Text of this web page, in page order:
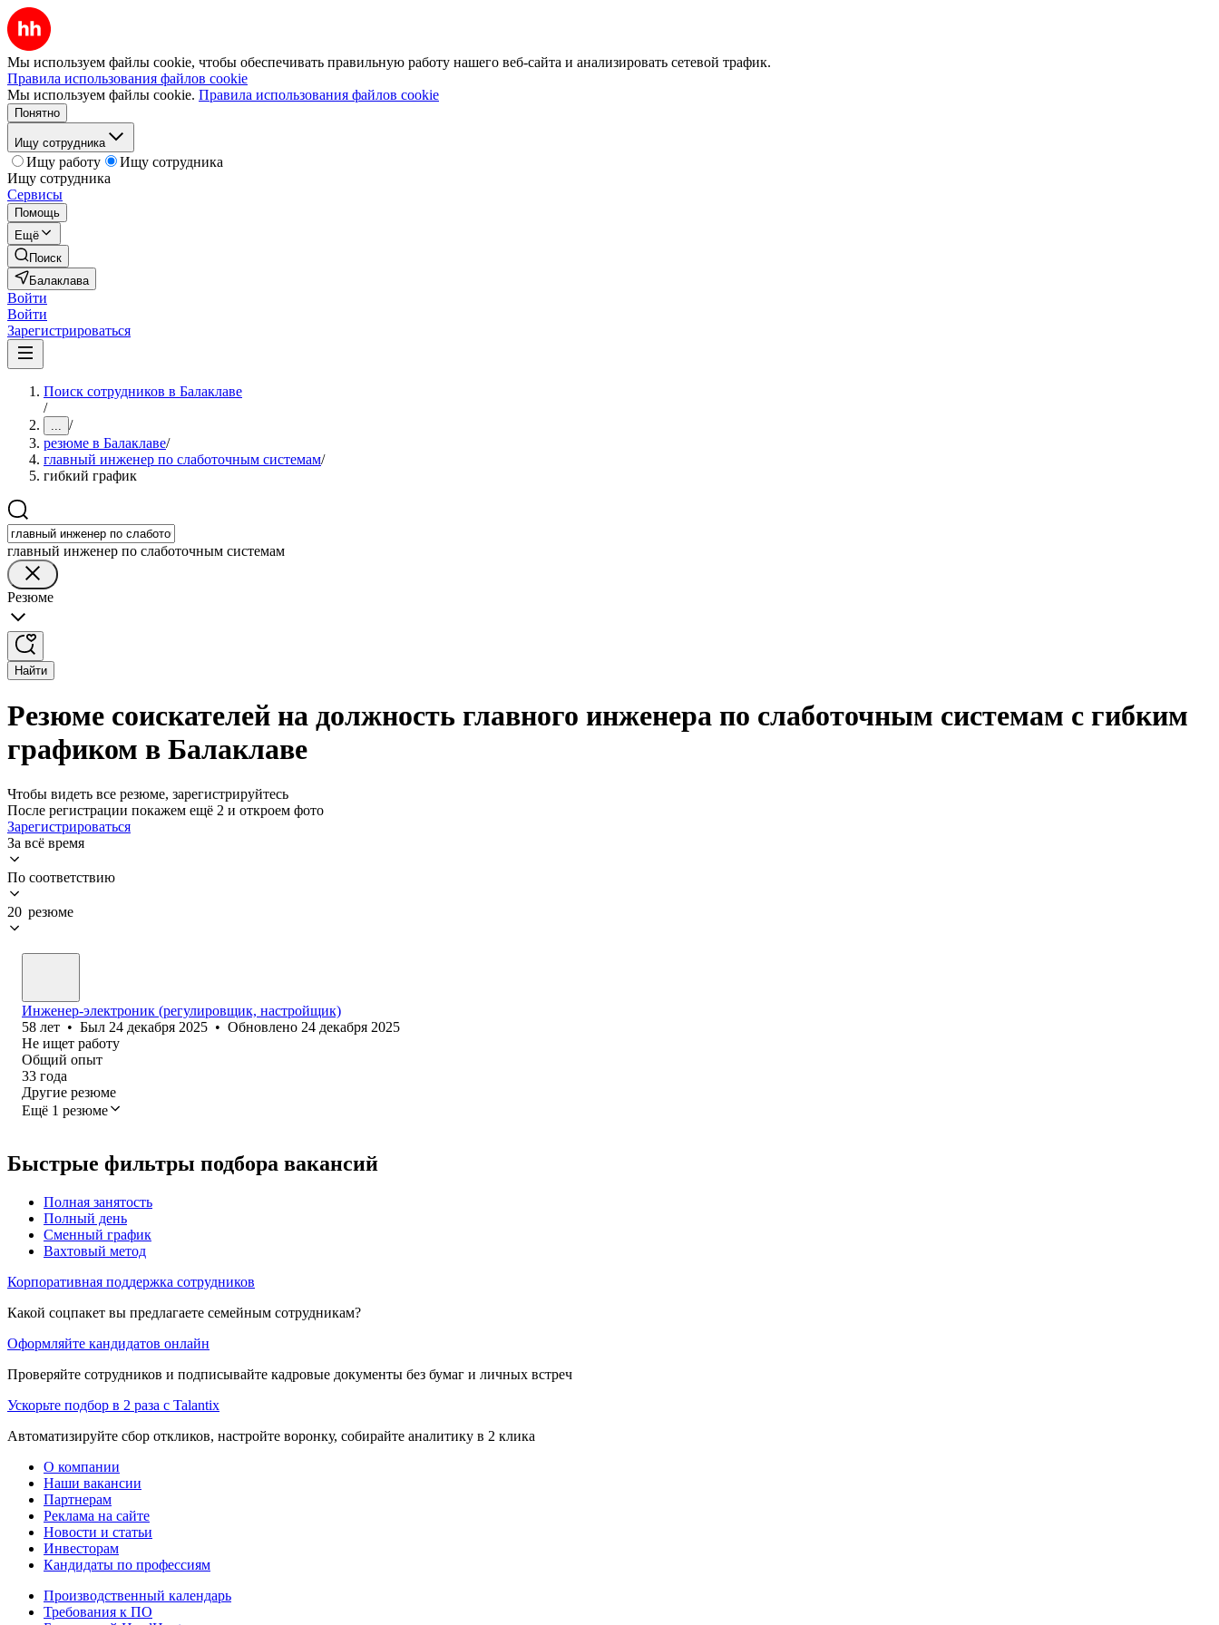
Мы используем файлы cookie, чтобы обеспечивать правильную работу нашего веб-сайта и анализировать сетевой трафик.
Правила использования файлов cookie
Мы используем файлы cookie. Правила использования файлов cookie
Понятно
Ищу сотрудника
Ищу работу
Ищу сотрудника
Ищу сотрудника
Сервисы
Помощь
Ещё
Поиск
Балаклава
Войти
Войти
Зарегистрироваться
Поиск сотрудников в Балаклаве
/
... /
резюме в Балаклаве/
главный инженер по слаботочным системам/
гибкий график
главный инженер по слаботочным системам
Резюме
Найти
Резюме соискателей на должность главного инженера по слаботочным системам с гибким
графиком в Балаклаве
Чтобы видеть все резюме, зарегистрируйтесь
После регистрации покажем ещё 2 и откроем фото
Зарегистрироваться
За всё время
По соответствию
20 резюме
Инженер-электроник (регулировщик, настройщик)
58 лет • Был 24 декабря 2025 • Обновлено 24 декабря 2025
Не ищет работу
Общий опыт
33 года
Другие резюме
Ещё 1 резюме
Быстрые фильтры подбора вакансий
Полная занятость
Полный день
Сменный график
Вахтовый метод
Корпоративная поддержка сотрудников
Какой соцпакет вы предлагаете семейным сотрудникам?
Оформляйте кандидатов онлайн
Проверяйте сотрудников и подписывайте кадровые документы без бумаг и личных встреч
Ускорьте подбор в 2 раза с Talantix
Автоматизируйте сбор откликов, настройте воронку, собирайте аналитику в 2 клика
О компании
Наши вакансии
Партнерам
Реклама на сайте
Новости и статьи
Инвесторам
Кандидаты по профессиям
Производственный календарь
Требования к ПО